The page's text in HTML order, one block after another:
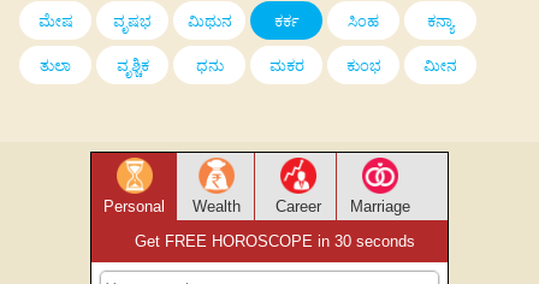
ಮೇಷ ವೃಷಭ ಮಿಥುನ ಕರ್ಕ ಸಿಂಹ ಕನ್ಯಾ
ತುಲಾ ವೃಶ್ಚಿಕ ಧನು ಮಕರ ಕುಂಭ ಮೀನ
Personal Wealth Career Marriage
Get FREE HOROSCOPE in 30 seconds